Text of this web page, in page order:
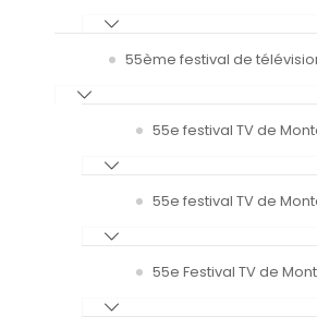
55ème festival de
55e festival TV de
55e festival TV de
55e Festival TV de